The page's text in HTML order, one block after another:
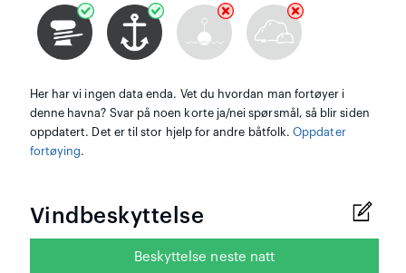
Her har vi ingen data enda. Vet du hvordan man fortøyer i
denne havna? Svar på noen korte ja/nei spørsmål, så blir siden
oppdatert. Det er til stor hjelp for andre båtfolk.Oppdater
fortøying.
Vindbeskyttelse
Beskyttelse neste natt